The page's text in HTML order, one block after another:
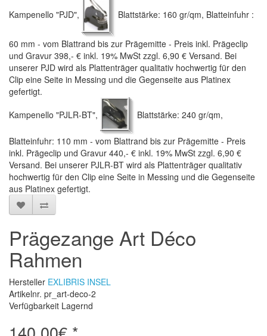
Kampenello "PJD", Blattstärke: 160 gr/qm, Blatteinfuhr :
60 mm - vom Blattrand bis zur Prägemitte - Preis inkl. Prägeclip
und Gravur 398,- € inkl. 19% MwSt zzgl. 6,90 € Versand. Bei
unserer PJD wird als Plattenträger qualitativ hochwertig für den
Clip eine Seite in Messing und die Gegenseite aus Platinex
gefertigt.
Kampenello "PJLR-BT",
Blattstärke: 240 gr/qm,
Blatteinfuhr: 110 mm - vom Blattrand bis zur Prägemitte - Preis
inkl. Prägeclip und Gravur 440,- € inkl. 19% MwSt zzgl. 6,90 €
Versand. Bei unserer PJLR-BT wird als Plattenträger qualitativ
hochwertig für den Clip eine Seite in Messing und die Gegenseite
aus Platinex gefertigt.
Prägezange Art Déco
Rahmen
Hersteller EXLIBRIS INSEL
Artikelnr. pr_art-deco-2
Verfügbarkeit Lagernd